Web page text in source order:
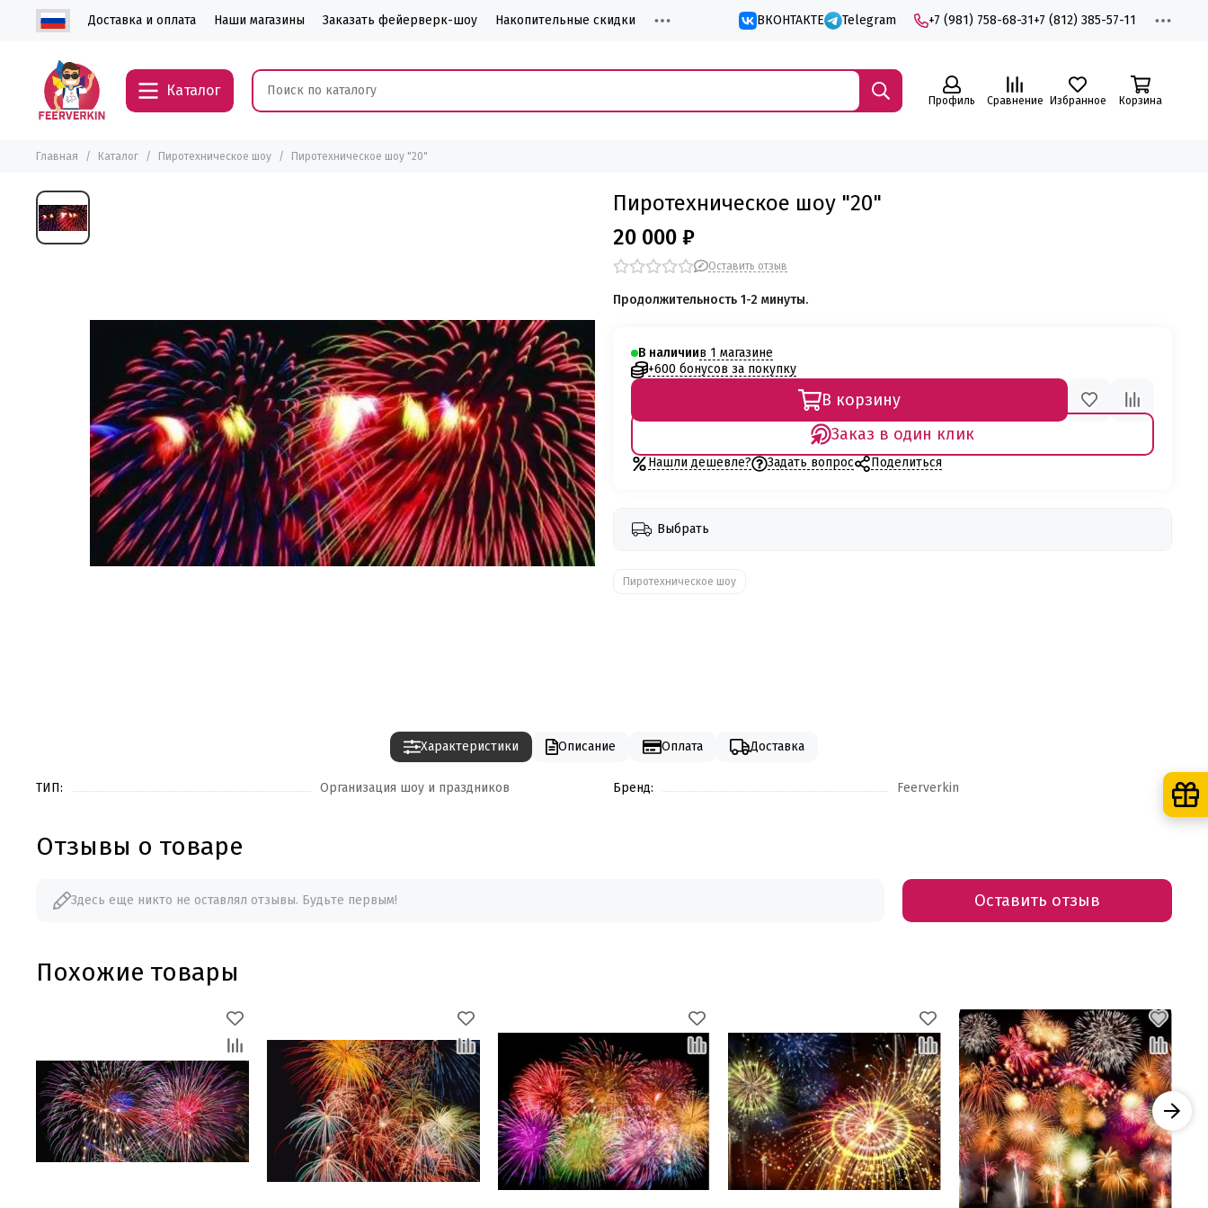
Доставка и оплата Наши магазины Заказать фейерверк-шоу Накопительные скидки ВКОНТАКТЕ Telegram +7 (981) 758-68-31+7 (812) 385-57-11
Каталог
Профиль Сравнение Избранное Корзина
Главная Каталог Пиротехническое шоу Пиротехническое шоу "20"
Пиротехническое шоу "20"
20 000 ₽
Оставить отзыв
Продолжительность 1-2 минуты.
В наличиив 1 магазине
+600 бонусов за покупку
В корзину
Заказ в один клик
Нашли дешевле? Задать вопрос Поделиться
Выбрать
Пиротехническое шоу
Характеристики Описание Оплата Доставка
ТИП: Организация шоу и праздников Бренд: Feerverkin
Отзывы о товаре
Здесь еще никто не оставлял отзывы. Будьте первым! Оставить отзыв
Похожие товары